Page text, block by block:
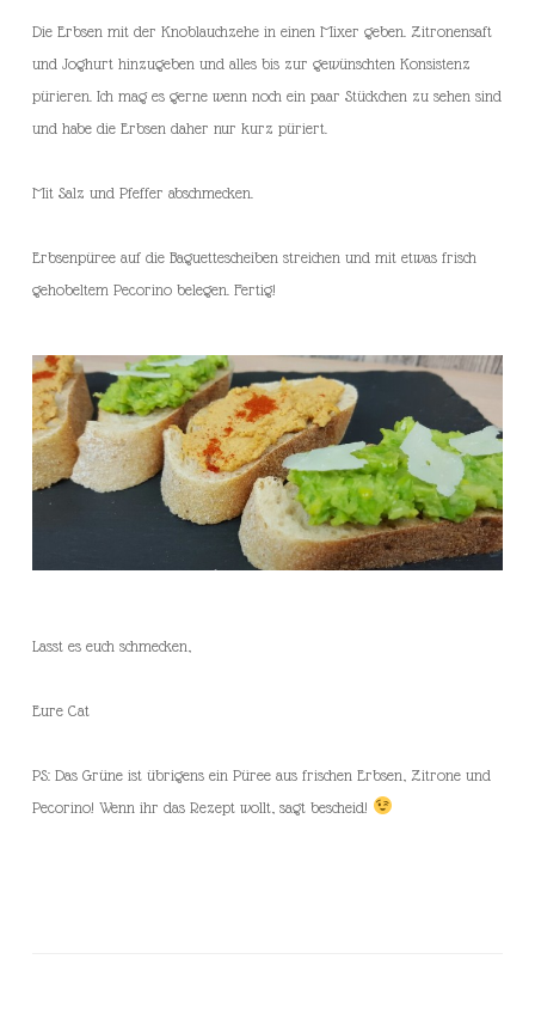
Die Erbsen mit der Knoblauchzehe in einen Mixer geben. Zitronensaft
und Joghurt hinzugeben und alles bis zur gewünschten Konsistenz
pürieren. Ich mag es gerne wenn noch ein paar Stückchen zu sehen sind
und habe die Erbsen daher nur kurz püriert.
Mit Salz und Pfeffer abschmecken.
Erbsenpüree auf die Baguettescheiben streichen und mit etwas frisch
gehobeltem Pecorino belegen. Fertig!
Lasst es euch schmecken,
Eure Cat
PS: Das Grüne ist übrigens ein Püree aus frischen Erbsen, Zitrone und
Pecorino! Wenn ihr das Rezept wollt, sagt bescheid!